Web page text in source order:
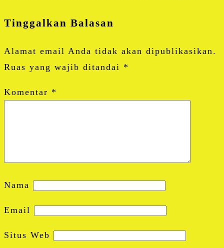
Tinggalkan Balasan
Alamat email Anda tidak akan dipublikasikan.
Ruas yang wajib ditandai *
Komentar *
Nama
Email
Situs Web